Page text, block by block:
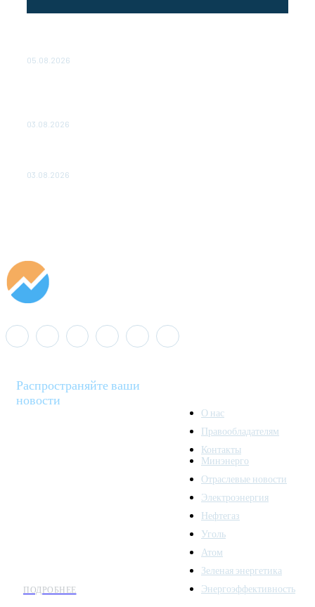
05.08.2026
03.08.2026
03.08.2026
Распространяйте ваши
новости
ПОДРОБНЕЕ
О нас
Правообладателям
Контакты
Минэнерго
Отраслевые новости
Электроэнергия
Нефтегаз
Уголь
Атом
Зеленая энергетика
Энергоэффективность